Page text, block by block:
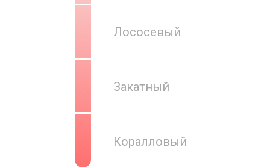
Коралловый
Закатный
Лососевый